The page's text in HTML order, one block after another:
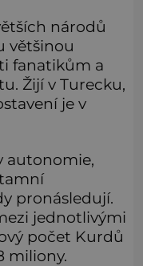
národů
většinou
fanatikům a
Žijí v Turecku,
je v
autonomie,
pronásledují.
jednotlivými
počet Kurdů
miliony.